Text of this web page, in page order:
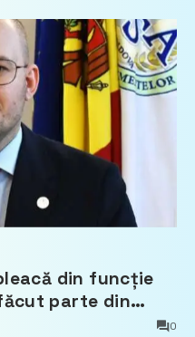
din funcție
parte din
0